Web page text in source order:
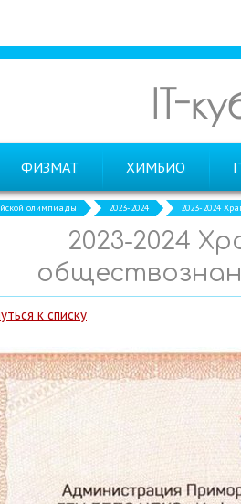
IT-
ФИЗМАТ ХИМБИО
олимпиады 2023-2024 2023-2024
2023-2024
к списку